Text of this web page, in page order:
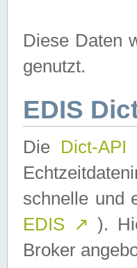
Diese Daten
genutzt.
EDIS
Die Dict-API
schnelle und
EDIS ↗ ).
Broker